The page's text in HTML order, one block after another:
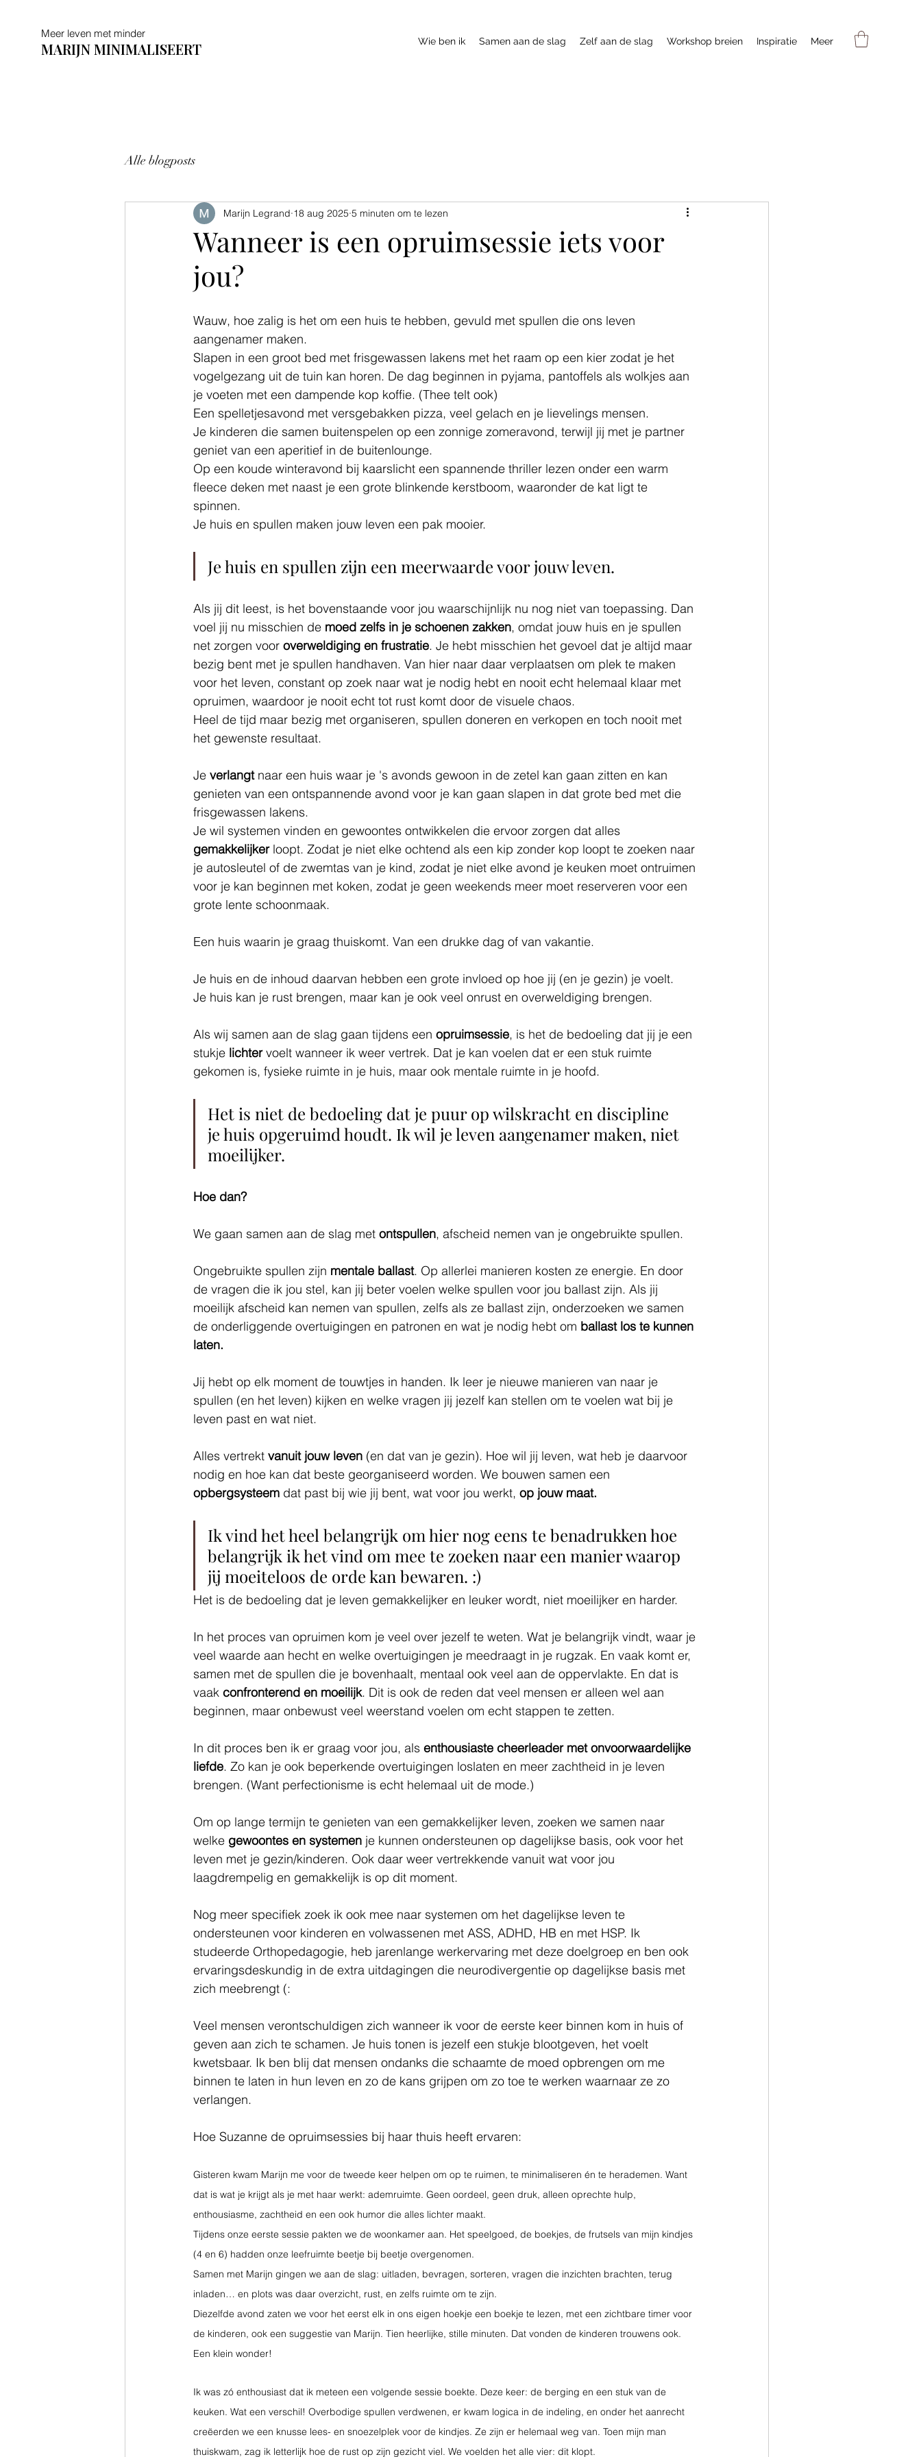
MARIJN MINIMALISEERT
Meer leven met minder
Wie ben ik Samen aan de slag Zelf aan de slag Workshop breien Inspiratie Meer
Alle blogposts
Wanneer is een opruimsessie iets voor
jou?
Marijn Legrand 18 aug 2025 5 minuten om te lezen
Wauw, hoe zalig is het om een huis te hebben, gevuld met spullen die ons leven
aangenamer maken.
Slapen in een groot bed met frisgewassen lakens met het raam op een kier zodat je het
vogelgezang uit de tuin kan horen. De dag beginnen in pyjama, pantoffels als wolkjes aan
je voeten met een dampende kop koffie. (Thee telt ook)
Een spelletjesavond met versgebakken pizza, veel gelach en je lievelings mensen.
Je kinderen die samen buitenspelen op een zonnige zomeravond, terwijl jij met je partner
geniet van een aperitief in de buitenlounge.
Op een koude winteravond bij kaarslicht een spannende thriller lezen onder een warm
fleece deken met naast je een grote blinkende kerstboom, waaronder de kat ligt te
spinnen.
Je huis en spullen maken jouw leven een pak mooier.
Je huis en spullen zijn een meerwaarde voor jouw leven.
Als jij dit leest, is het bovenstaande voor jou waarschijnlijk nu nog niet van toepassing. Dan
voel jij nu misschien de moed zelfs in je schoenen zakken, omdat jouw huis en je spullen
net zorgen voor overweldiging en frustratie. Je hebt misschien het gevoel dat je altijd maar
bezig bent met je spullen handhaven. Van hier naar daar verplaatsen om plek te maken
voor het leven, constant op zoek naar wat je nodig hebt en nooit echt helemaal klaar met
opruimen, waardoor je nooit echt tot rust komt door de visuele chaos.
Heel de tijd maar bezig met organiseren, spullen doneren en verkopen en toch nooit met
het gewenste resultaat.
Je verlangt naar een huis waar je 's avonds gewoon in de zetel kan gaan zitten en kan
genieten van een ontspannende avond voor je kan gaan slapen in dat grote bed met die
frisgewassen lakens.
Je wil systemen vinden en gewoontes ontwikkelen die ervoor zorgen dat alles
gemakkelijker loopt. Zodat je niet elke ochtend als een kip zonder kop loopt te zoeken naar
je autosleutel of de zwemtas van je kind, zodat je niet elke avond je keuken moet ontruimen
voor je kan beginnen met koken, zodat je geen weekends meer moet reserveren voor een
grote lente schoonmaak.
Een huis waarin je graag thuiskomt. Van een drukke dag of van vakantie.
Je huis en de inhoud daarvan hebben een grote invloed op hoe jij (en je gezin) je voelt.
Je huis kan je rust brengen, maar kan je ook veel onrust en overweldiging brengen.
Als wij samen aan de slag gaan tijdens een opruimsessie, is het de bedoeling dat jij je een
stukje lichter voelt wanneer ik weer vertrek. Dat je kan voelen dat er een stuk ruimte
gekomen is, fysieke ruimte in je huis, maar ook mentale ruimte in je hoofd.
Het is niet de bedoeling dat je puur op wilskracht en discipline
je huis opgeruimd houdt. Ik wil je leven aangenamer maken, niet
moeilijker.
Hoe dan?
We gaan samen aan de slag met ontspullen, afscheid nemen van je ongebruikte spullen.
Ongebruikte spullen zijn mentale ballast. Op allerlei manieren kosten ze energie. En door
de vragen die ik jou stel, kan jij beter voelen welke spullen voor jou ballast zijn. Als jij
moeilijk afscheid kan nemen van spullen, zelfs als ze ballast zijn, onderzoeken we samen
de onderliggende overtuigingen en patronen en wat je nodig hebt om ballast los te kunnen
laten.
Jij hebt op elk moment de touwtjes in handen. Ik leer je nieuwe manieren van naar je
spullen (en het leven) kijken en welke vragen jij jezelf kan stellen om te voelen wat bij je
leven past en wat niet.
Alles vertrekt vanuit jouw leven (en dat van je gezin). Hoe wil jij leven, wat heb je daarvoor
nodig en hoe kan dat beste georganiseerd worden. We bouwen samen een
opbergsysteem dat past bij wie jij bent, wat voor jou werkt, op jouw maat.
Ik vind het heel belangrijk om hier nog eens te benadrukken hoe
belangrijk ik het vind om mee te zoeken naar een manier waarop
jij moeiteloos de orde kan bewaren. :)
Het is de bedoeling dat je leven gemakkelijker en leuker wordt, niet moeilijker en harder.
In het proces van opruimen kom je veel over jezelf te weten. Wat je belangrijk vindt, waar je
veel waarde aan hecht en welke overtuigingen je meedraagt in je rugzak. En vaak komt er,
samen met de spullen die je bovenhaalt, mentaal ook veel aan de oppervlakte. En dat is
vaak confronterend en moeilijk. Dit is ook de reden dat veel mensen er alleen wel aan
beginnen, maar onbewust veel weerstand voelen om echt stappen te zetten.
In dit proces ben ik er graag voor jou, als enthousiaste cheerleader met onvoorwaardelijke
liefde. Zo kan je ook beperkende overtuigingen loslaten en meer zachtheid in je leven
brengen. (Want perfectionisme is echt helemaal uit de mode.)
Om op lange termijn te genieten van een gemakkelijker leven, zoeken we samen naar
welke gewoontes en systemen je kunnen ondersteunen op dagelijkse basis, ook voor het
leven met je gezin/kinderen. Ook daar weer vertrekkende vanuit wat voor jou
laagdrempelig en gemakkelijk is op dit moment.
Nog meer specifiek zoek ik ook mee naar systemen om het dagelijkse leven te
ondersteunen voor kinderen en volwassenen met ASS, ADHD, HB en met HSP. Ik
studeerde Orthopedagogie, heb jarenlange werkervaring met deze doelgroep en ben ook
ervaringsdeskundig in de extra uitdagingen die neurodivergentie op dagelijkse basis met
zich meebrengt (:
Veel mensen verontschuldigen zich wanneer ik voor de eerste keer binnen kom in huis of
geven aan zich te schamen. Je huis tonen is jezelf een stukje blootgeven, het voelt
kwetsbaar. Ik ben blij dat mensen ondanks die schaamte de moed opbrengen om me
binnen te laten in hun leven en zo de kans grijpen om zo toe te werken waarnaar ze zo
verlangen.
Hoe Suzanne de opruimsessies bij haar thuis heeft ervaren:
Gisteren kwam Marijn me voor de tweede keer helpen om op te ruimen, te minimaliseren én te herademen. Want
dat is wat je krijgt als je met haar werkt: ademruimte. Geen oordeel, geen druk, alleen oprechte hulp,
enthousiasme, zachtheid en een ook humor die alles lichter maakt.
Tijdens onze eerste sessie pakten we de woonkamer aan. Het speelgoed, de boekjes, de frutsels van mijn kindjes
(4 en 6) hadden onze leefruimte beetje bij beetje overgenomen.
Samen met Marijn gingen we aan de slag: uitladen, bevragen, sorteren, vragen die inzichten brachten, terug
inladen… en plots was daar overzicht, rust, en zelfs ruimte om te zijn.
Diezelfde avond zaten we voor het eerst elk in ons eigen hoekje een boekje te lezen, met een zichtbare timer voor
de kinderen, ook een suggestie van Marijn. Tien heerlijke, stille minuten. Dat vonden de kinderen trouwens ook.
Een klein wonder!
Ik was zó enthousiast dat ik meteen een volgende sessie boekte. Deze keer: de berging en een stuk van de
keuken. Wat een verschil! Overbodige spullen verdwenen, er kwam logica in de indeling, en onder het aanrecht
creëerden we een knusse lees- en snoezelplek voor de kindjes. Ze zijn er helemaal weg van. Toen mijn man
thuiskwam, zag ik letterlijk hoe de rust op zijn gezicht viel. We voelden het alle vier: dit klopt.